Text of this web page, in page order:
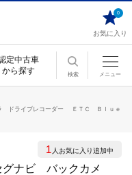
お気に入り
0
定中古車
から探す
検索 メニュー
ドライブレコーダー ＥＴＣ Ｂｌｕｅ
ナビ バックカメ
1 人お気に入り追加中